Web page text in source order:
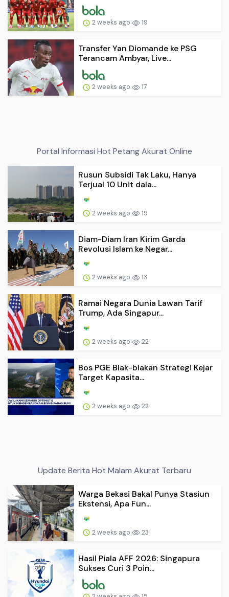
2 weeks ago 19
Transfer Yan Diomande ke PSG
Terancam Ambyar, Live...
2 weeks ago 17
Portal Informasi Hot Petang Akurat Online
Rusun Subsidi Tak Laku, Hanya
Terjual 10 Unit dala...
2 weeks ago 19
Diam-Diam Iran Kirim Garda
Revolusi Islam ke Negar...
2 weeks ago 13
Ramai Negara Dunia Lawan Tarif
Trump, Ada Singapur...
2 weeks ago 22
Bos PGE Blak-blakan Strategi Kejar
Target Kapasita...
2 weeks ago 22
Update Berita Hot Malam Akurat Terbaru
Warga Bekasi Bakal Punya Stasiun
Ekstensi, Apa Fun...
2 weeks ago 23
Hasil Piala AFF 2026: Singapura
Sukses Curi 3 Poin...